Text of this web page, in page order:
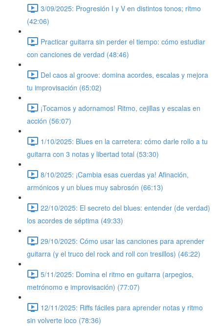
3/09/2025: Progresión I y V en distintos tonos; ritmo
(42:06)
Practicar guitarra sin perder el tiempo: cómo estudiar
con canciones de verdad (48:46)
Del caos al groove: domina acordes, escalas y mejora
tu improvisación (65:02)
¡Tocamos y adornamos! Ritmo, cejillas y escalas en
acción (56:07)
1/10/2025: Blues en la carretera: cómo darle rollo a tu
guitarra con 3 notas y libertad total (53:30)
8/10/2025: ¡Cambia esas cuerdas ya! Afinación,
armónicos y un blues muy sabrosón (66:13)
22/10/2025: El secreto del blues: entender (de verdad)
los acordes de séptima (49:33)
29/10/2025: Cómo usar las canciones para aprender
guitarra (y el truco del rock and roll con tresillos) (46:22)
5/11/2025: Domina el ritmo en guitarra (arpegios,
metrónomo e improvisación) (77:07)
12/11/2025: Riffs fáciles para aprender notas y ritmo
sin volverte loco (78:36)